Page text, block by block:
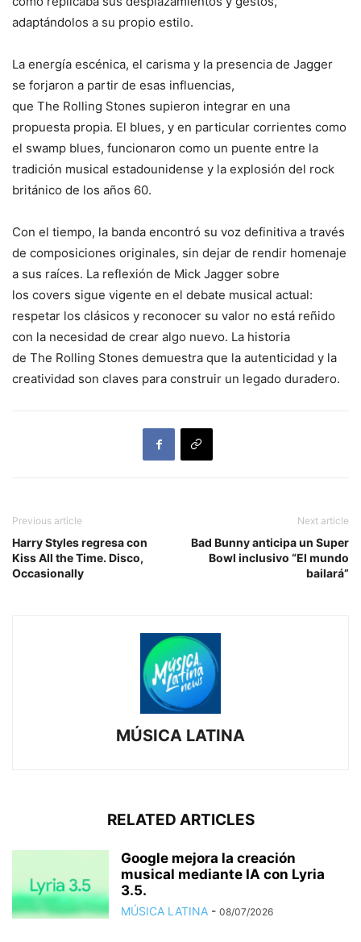
adaptándolos a su propio estilo.
La energía escénica, el carisma y la presencia de Jagger
se forjaron a partir de esas influencias,
que The Rolling Stones supieron integrar en una
propuesta propia. El blues, y en particular corrientes como
el swamp blues, funcionaron como un puente entre la
tradición musical estadounidense y la explosión del rock
británico de los años 60.
Con el tiempo, la banda encontró su voz definitiva a través
de composiciones originales, sin dejar de rendir homenaje
a sus raíces. La reflexión de Mick Jagger sobre
los covers sigue vigente en el debate musical actual:
respetar los clásicos y reconocer su valor no está reñido
con la necesidad de crear algo nuevo. La historia
de The Rolling Stones demuestra que la autenticidad y la
creatividad son claves para construir un legado duradero.
Previous article
Harry Styles regresa con
Kiss All the Time. Disco,
Occasionally
Next article
Bad Bunny anticipa un Super
Bowl inclusivo “El mundo
bailará”
MÚSICA LATINA
RELATED ARTICLES
Google mejora la creación
musical mediante IA con Lyria
3.5.
MÚSICA LATINA - 08/07/2026